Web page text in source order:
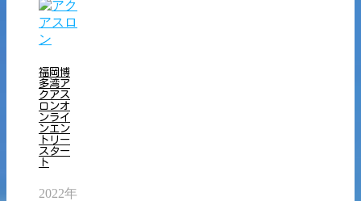
福岡博
多湾ア
クアス
ロンオ
ンライ
ンエン
トリー
スター
ト
2022年